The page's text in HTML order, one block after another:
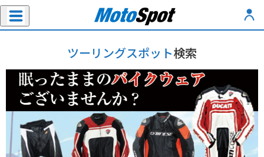
ツーリングスポット検索